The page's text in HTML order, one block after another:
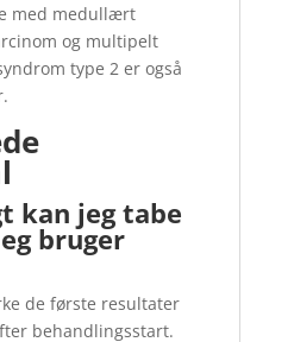
med medullært
og multipelt
type 2 er også
kan jeg tabe
bruger
de første resultater
behandlingsstart.